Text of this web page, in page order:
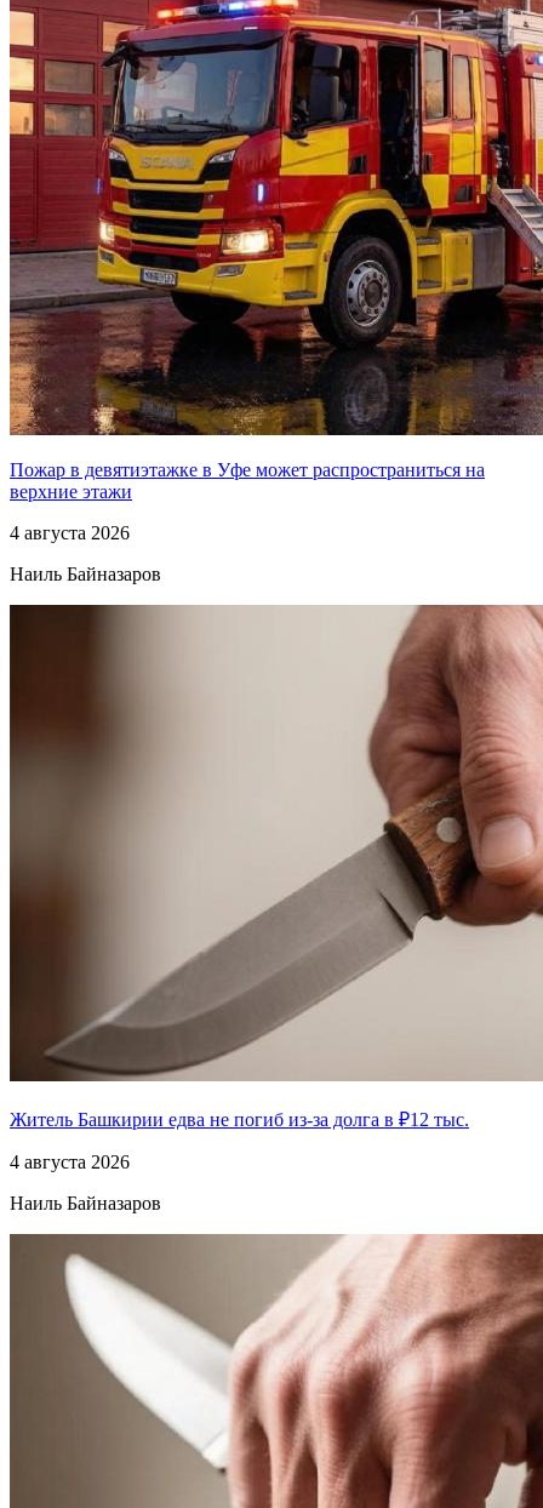
Пожар в девятиэтажке в Уфе может распространиться на
верхние этажи
4 августа 2026
Наиль Байназаров
Житель Башкирии едва не погиб из-за долга в ₽12 тыс.
4 августа 2026
Наиль Байназаров